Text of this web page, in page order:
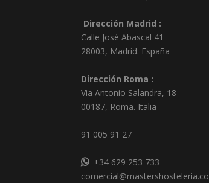
Dirección Madrid :
Calle José Abascal 41
28003, Madrid. España
Dirección Roma :
Via Antonio Salandra, 18
00187, Roma. Italia
91 005 91 27
+34 629 253 733
comercial@mastershosteleria.co